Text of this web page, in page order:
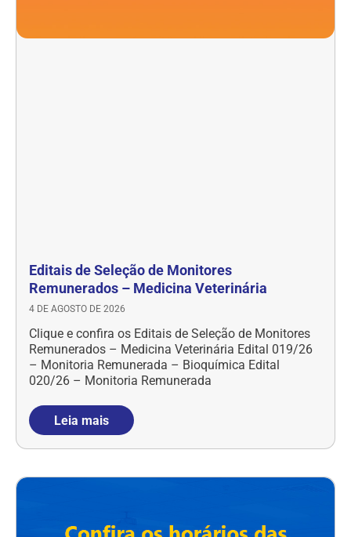
Editais de Seleção de Monitores
Remunerados – Medicina Veterinária
4 DE AGOSTO DE 2026
Clique e confira os Editais de Seleção de Monitores
Remunerados – Medicina Veterinária Edital 019/26
– Monitoria Remunerada – Bioquímica Edital
020/26 – Monitoria Remunerada
Leia mais